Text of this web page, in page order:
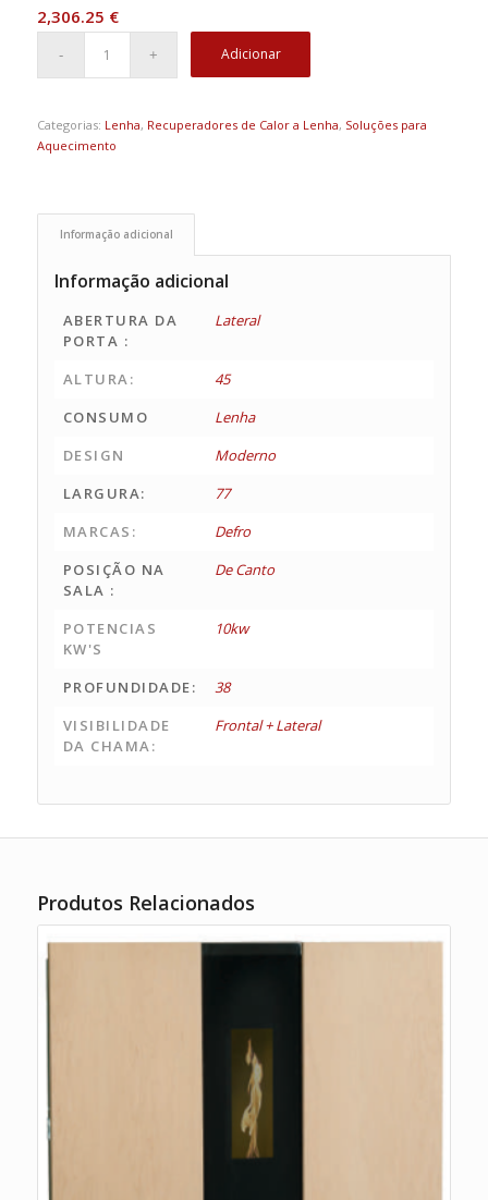
2,306.25 €
Adicionar
Categorias: Lenha, Recuperadores de Calor a Lenha, Soluções para
Aquecimento
Informação adicional
Informação adicional
ABERTURA DA
PORTA :
Lateral
ALTURA:
45
CONSUMO
Lenha
DESIGN
Moderno
LARGURA:
77
MARCAS:
Defro
POSIÇÃO NA
SALA :
De Canto
POTENCIAS
KW'S
10kw
PROFUNDIDADE:
38
VISIBILIDADE
DA CHAMA:
Frontal + Lateral
Produtos Relacionados